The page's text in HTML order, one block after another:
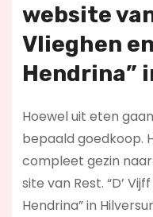
website
Vlieghen
Hendrina”
Hoewel uit eten
bepaald goedkoop.
compleet gezin
site van Rest. “D’
Hendrina” in